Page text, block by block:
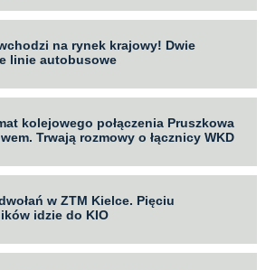
na rynek krajowy! Dwie
linie autobusowe
kolejowego połączenia Pruszkowa
Trwają rozmowy o łącznicy WKD
w ZTM Kielce. Pięciu
idzie do KIO